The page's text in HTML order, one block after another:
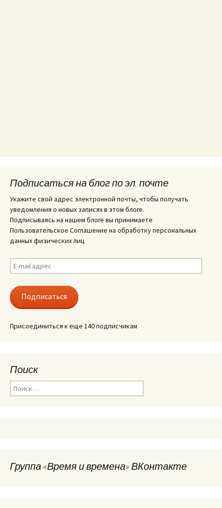
Подписаться на блог по эл. почте
Укажите свой адрес электронной почты, чтобы получать
уведомления о новых записях в этом блоге.
Подписываясь на нашем блоге вы принимаете
Пользовательское Соглашение на обработку персональных
данных физических лиц
E-
mail
Подписаться
Присоединиться к еще 140 подписчикам
Поиск
Найти:
Группа «Время и времена» ВКонтакте